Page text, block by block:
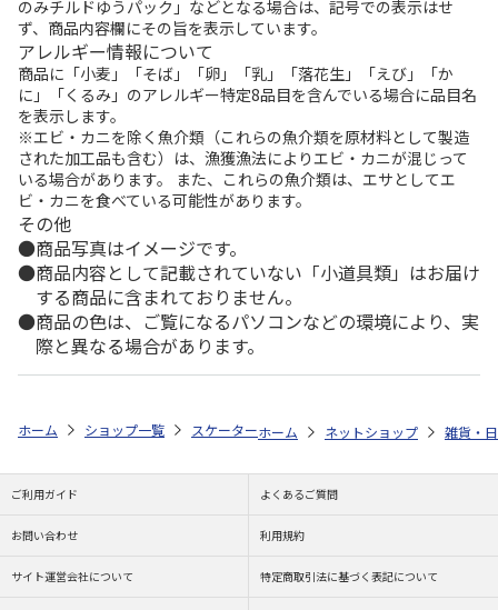
のみチルドゆうパック」などとなる場合は、記号での表示はせ
ず、商品内容欄にその旨を表示しています。
アレルギー情報について
商品に「小麦」「そば」「卵」「乳」「落花生」「えび」「か
に」「くるみ」のアレルギー特定8品目を含んでいる場合に品目名
を表示します。
※エビ・カニを除く魚介類（これらの魚介類を原材料として製造
された加工品も含む）は、漁獲漁法によりエビ・カニが混じって
いる場合があります。 また、これらの魚介類は、エサとしてエ
ビ・カニを食べている可能性があります。
その他
商品写真はイメージです。
商品内容として記載されていない「小道具類」はお届け
する商品に含まれておりません。
商品の色は、ご覧になるパソコンなどの環境により、実
際と異なる場合があります。
ホーム ショップ一覧 スケーター マスコット付ストローボトル ツム
ホーム ネットショップ 雑貨・
ご利用ガイド よくあるご質問
お問い合わせ 利用規約
サイト運営会社について 特定商取引法に基づく表記について